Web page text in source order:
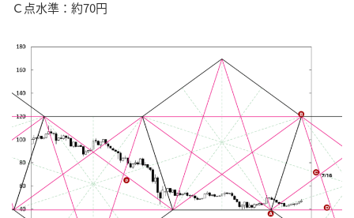
Ｃ点水準：約70円